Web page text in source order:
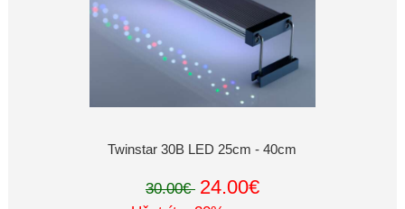
Twinstar 30B LED 25cm - 40cm
30.00€ 24.00€